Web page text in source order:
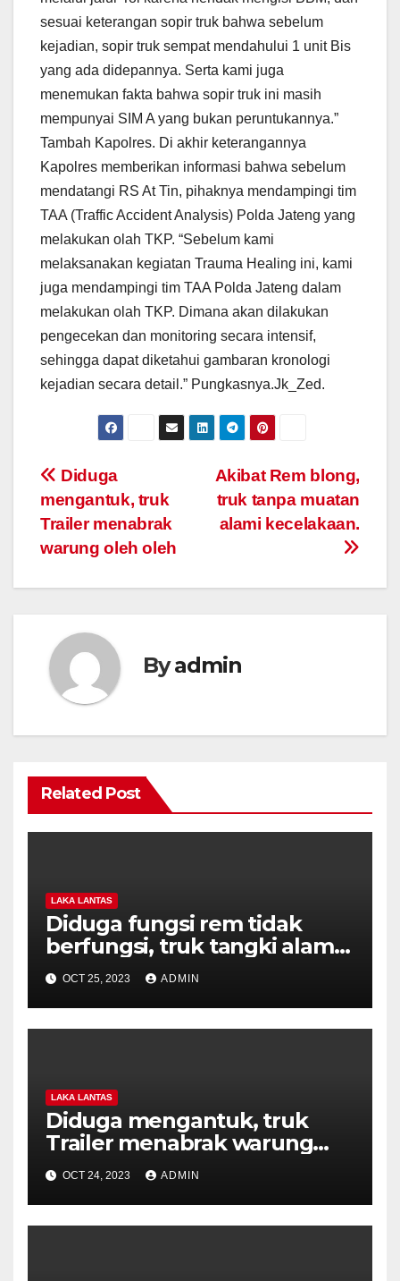
sesuai keterangan sopir truk bahwa sebelum
kejadian, sopir truk sempat mendahului 1 unit Bis
yang ada didepannya. Serta kami juga
menemukan fakta bahwa sopir truk ini masih
mempunyai SIM A yang bukan peruntukannya.”
Tambah Kapolres. Di akhir keterangannya
Kapolres memberikan informasi bahwa sebelum
mendatangi RS At Tin, pihaknya mendampingi tim
TAA (Traffic Accident Analysis) Polda Jateng yang
melakukan olah TKP. “Sebelum kami
melaksanakan kegiatan Trauma Healing ini, kami
juga mendampingi tim TAA Polda Jateng dalam
melakukan olah TKP. Dimana akan dilakukan
pengecekan dan monitoring secara intensif,
sehingga dapat diketahui gambaran kronologi
kejadian secara detail.” Pungkasnya.Jk_Zed.
Post
navigation
Akibat Rem blong,
truk tanpa muatan
alami kecelakaan.
Diduga
mengantuk, truk
Trailer menabrak
warung oleh oleh
Byadmin
Related Post
LAKA LANTAS
Diduga fungsi rem tidak
berfungsi, truk tangki alami
kecelakaan di Jambu
OCT 25, 2023 ADMIN
LAKA LANTAS
Diduga mengantuk, truk
Trailer menabrak warung
oleh oleh
OCT 24, 2023 ADMIN